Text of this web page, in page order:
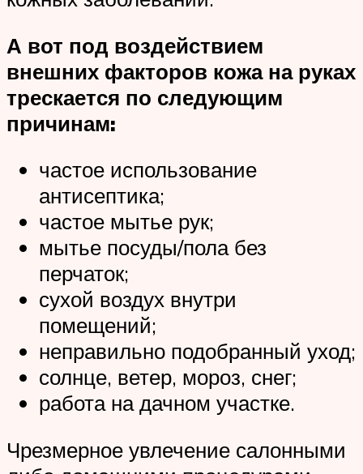
А вот под воздействием
внешних факторов кожа на руках
трескается по следующим
причинам:
частое использование
антисептика;
частое мытье рук;
мытье посуды/пола без
перчаток;
сухой воздух внутри
помещений;
неправильно подобранный уход;
солнце, ветер, мороз, снег;
работа на дачном участке.
Чрезмерное увлечение салонными